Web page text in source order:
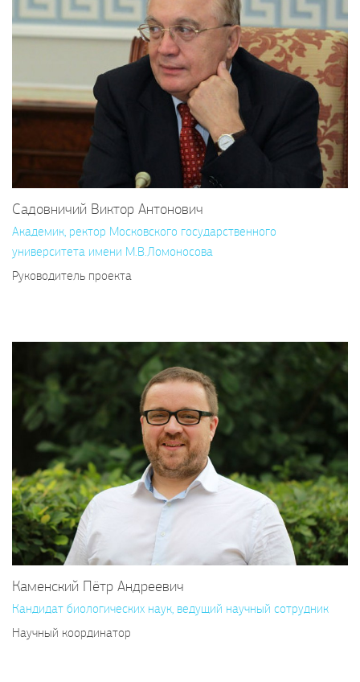
Садовничий Виктор Антонович
Академик, ректор Московского государственного
университета имени М.В.Ломоносова
Руководитель проекта
Каменский Пётр Андреевич
Кандидат биологических наук, ведущий научный сотрудник
Научный координатор